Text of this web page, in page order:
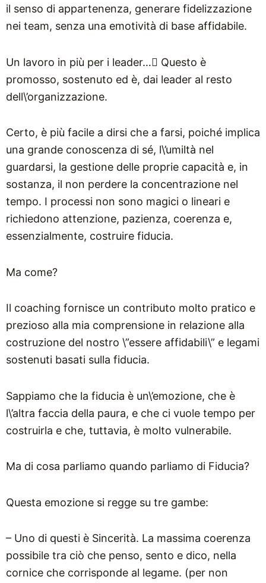
il senso di appartenenza, generare fidelizzazione
nei team, senza una emotività di base affidabile.
Un lavoro in più per i leader… Questo è
promosso, sostenuto ed è, dai leader al resto
dell\’organizzazione.
Certo, è più facile a dirsi che a farsi, poiché implica
una grande conoscenza di sé, l\’umiltà nel
guardarsi, la gestione delle proprie capacità e, in
sostanza, il non perdere la concentrazione nel
tempo. I processi non sono magici o lineari e
richiedono attenzione, pazienza, coerenza e,
essenzialmente, costruire fiducia.
Ma come?
Il coaching fornisce un contributo molto pratico e
prezioso alla mia comprensione in relazione alla
costruzione del nostro \”essere affidabili\” e legami
sostenuti basati sulla fiducia.
Sappiamo che la fiducia è un\’emozione, che è
l\’altra faccia della paura, e che ci vuole tempo per
costruirla e che, tuttavia, è molto vulnerabile.
Ma di cosa parliamo quando parliamo di Fiducia?
Questa emozione si regge su tre gambe:
– Uno di questi è Sincerità. La massima coerenza
possibile tra ciò che penso, sento e dico, nella
cornice che corrisponde al legame. (per non